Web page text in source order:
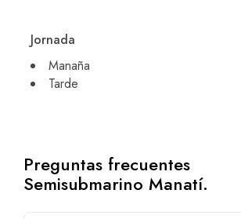
Jornada
Manaña
Tarde
Preguntas frecuentes
Semisubmarino Manatí.